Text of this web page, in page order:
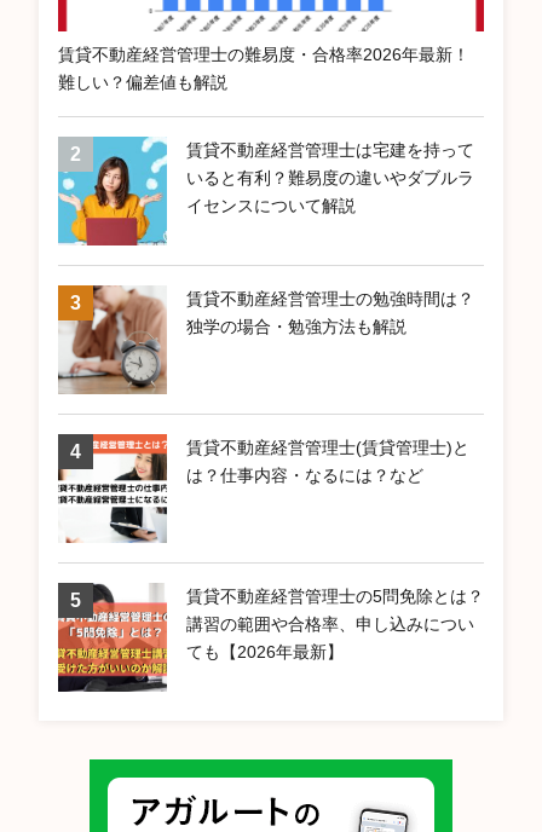
賃貸不動産経営管理士の難易度・合格率2026年最新！
難しい？偏差値も解説
賃貸不動産経営管理士は宅建を持って
いると有利？難易度の違いやダブルラ
イセンスについて解説
賃貸不動産経営管理士の勉強時間は？
独学の場合・勉強方法も解説
賃貸不動産経営管理士(賃貸管理士)と
は？仕事内容・なるには？など
賃貸不動産経営管理士の5問免除とは？
講習の範囲や合格率、申し込みについ
ても【2026年最新】